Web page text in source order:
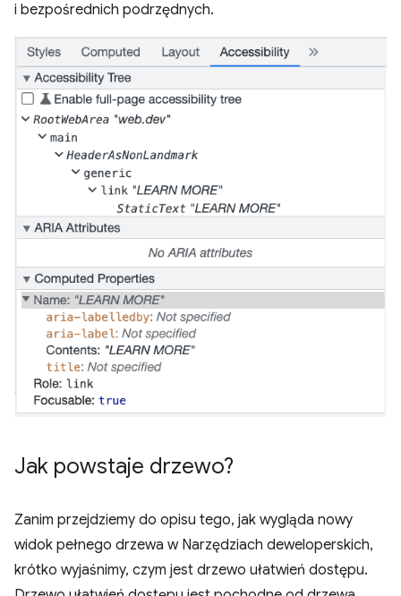
i bezpośrednich podrzędnych.
Jak powstaje drzewo?
Zanim przejdziemy do opisu tego, jak wygląda nowy
widok pełnego drzewa w Narzędziach deweloperskich,
krótko wyjaśnimy, czym jest drzewo ułatwień dostępu.